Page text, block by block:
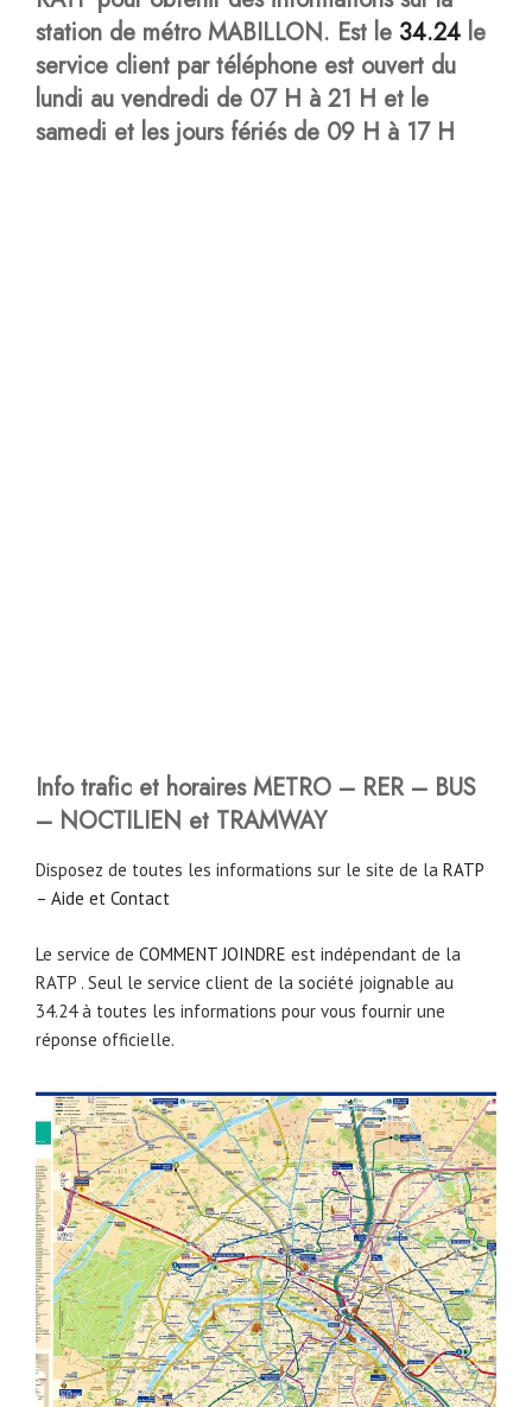
station de métro MABILLON. Est le 34.24 le
service client par téléphone est ouvert du
lundi au vendredi de 07 H à 21 H et le
samedi et les jours fériés de 09 H à 17 H
Info trafic et horaires METRO – RER – BUS
– NOCTILIEN et TRAMWAY
Disposez de toutes les informations sur le site de la RATP
– Aide et Contact
Le service de COMMENT JOINDRE est indépendant de la
RATP . Seul le service client de la société joignable au
34.24 à toutes les informations pour vous fournir une
réponse officielle.